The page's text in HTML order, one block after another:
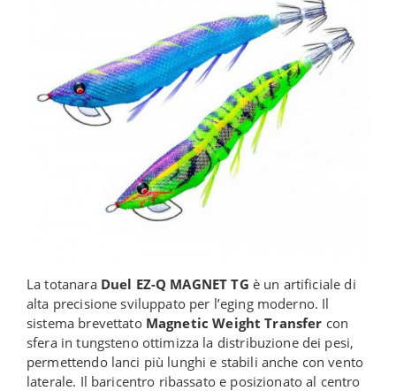
La totanara Duel EZ-Q MAGNET TG è un artificiale di
alta precisione sviluppato per l’eging moderno. Il
sistema brevettato Magnetic Weight Transfer con
sfera in tungsteno ottimizza la distribuzione dei pesi,
permettendo lanci più lunghi e stabili anche con vento
laterale. Il baricentro ribassato e posizionato al centro